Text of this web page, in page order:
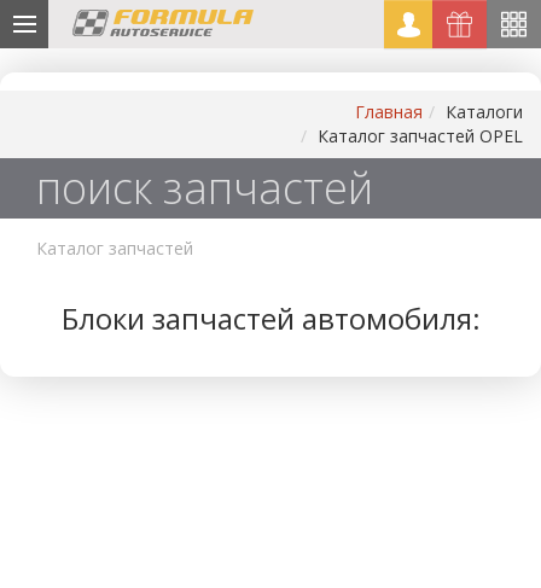
Главная
Каталоги
Каталог запчастей OPEL
поиск запчастей
Каталог запчастей
Блоки запчастей автомобиля: